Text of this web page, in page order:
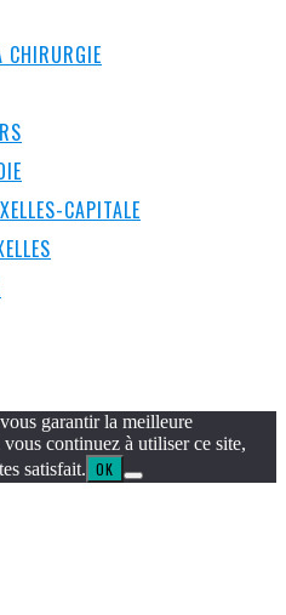
CHIRURGIE
CAPITALE
garantir la meilleure
continuez à utiliser ce site,
satisfait. OK